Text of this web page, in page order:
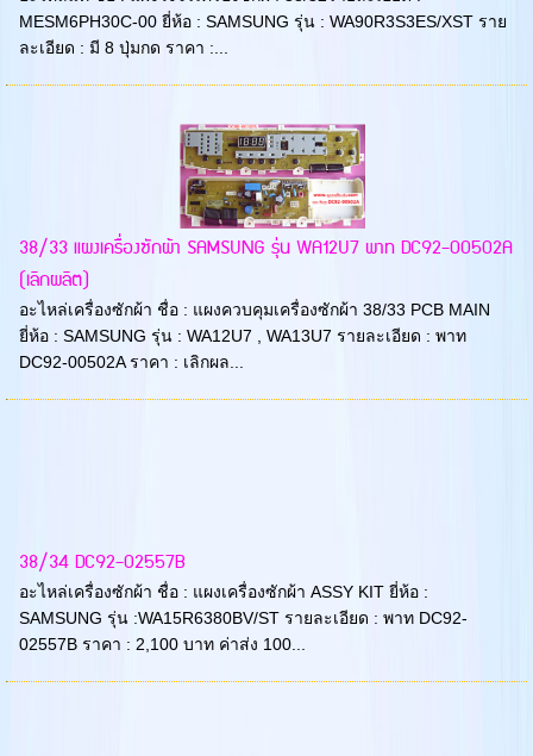
MESM6PH30C-00 ยี่ห้อ : SAMSUNG รุ่น : WA90R3S3ES/XST ราย
ละเอียด : มี 8 ปุ่มกด ราคา :...
38/33 แผงเครื่องซักผ้า SAMSUNG รุ่น WA12U7 พาท DC92-00502A
(เลิกผลิต)
อะไหล่เครื่องซักผ้า ชื่อ : แผงควบคุมเครื่องซักผ้า 38/33 PCB MAIN
ยี่ห้อ : SAMSUNG รุ่น : WA12U7 , WA13U7 รายละเอียด : พาท
DC92-00502A ราคา : เลิกผล...
38/34 DC92-02557B
อะไหล่เครื่องซักผ้า ชื่อ : แผงเครื่องซักผ้า ASSY KIT ยี่ห้อ :
SAMSUNG รุ่น :WA15R6380BV/ST รายละเอียด : พาท DC92-
02557B ราคา : 2,100 บาท ค่าส่ง 100...